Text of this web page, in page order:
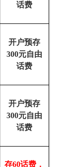
话费
开户预存
300元自由
话费
开户预存
300元自由
话费
存60话费，